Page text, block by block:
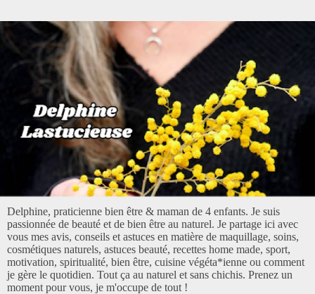
Delphine, praticienne bien être & maman de 4 enfants. Je suis
passionnée de beauté et de bien être au naturel. Je partage ici avec
vous mes avis, conseils et astuces en matière de maquillage, soins,
cosmétiques naturels, astuces beauté, recettes home made, sport,
motivation, spiritualité, bien être, cuisine végéta*ienne ou comment
je gère le quotidien. Tout ça au naturel et sans chichis. Prenez un
moment pour vous, je m'occupe de tout !